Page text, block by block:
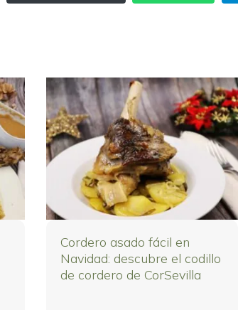
Cordero asado fácil en
Navidad: descubre el codillo
de cordero de CorSevilla